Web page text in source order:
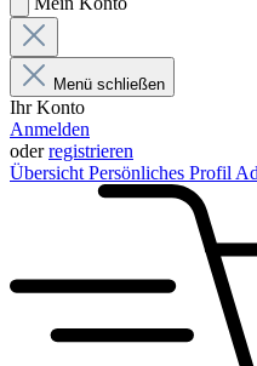
Menü schließen
Ihr Konto
Anmelden
oderregistrieren
Übersicht Persönliches Profil